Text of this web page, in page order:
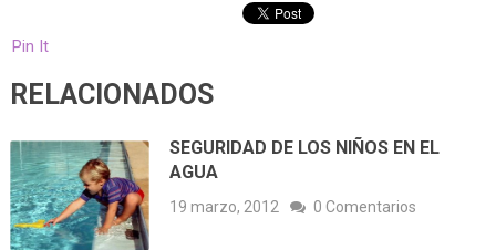
Pin It
RELACIONADOS
SEGURIDAD DE LOS NIÑOS EN EL
AGUA
19 marzo, 2012 0 Comentarios